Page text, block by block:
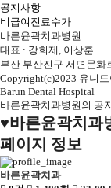
공지사항
비급여진료수가
바른윤곽치과병원
대표 : 강희제, 이상훈
부산 부산진구 서면문화
Copyright(c)2023 유니드
Barun Dental Hospital
바른윤곽치과병원의 공
♥바른윤곽치과
페이지 정보
바른윤곽치과